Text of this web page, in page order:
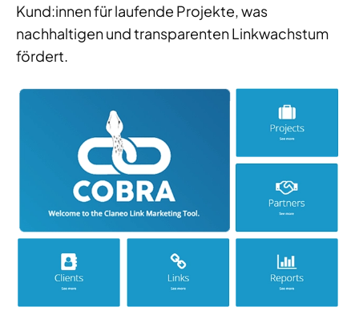
Kund:innen für laufende Projekte, was
nachhaltigen und transparenten Linkwachstum
fördert.